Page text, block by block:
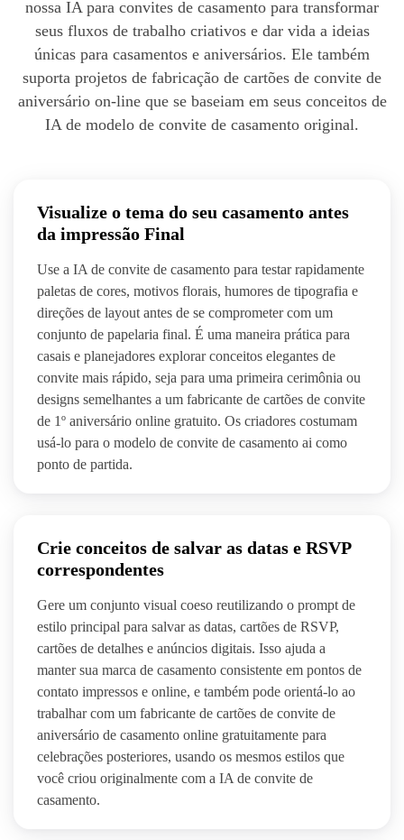
nossa IA para convites de casamento para transformar
seus fluxos de trabalho criativos e dar vida a ideias
únicas para casamentos e aniversários. Ele também
suporta projetos de fabricação de cartões de convite de
aniversário on-line que se baseiam em seus conceitos de
IA de modelo de convite de casamento original.
Visualize o tema do seu casamento antes
da impressão Final
Use a IA de convite de casamento para testar rapidamente
paletas de cores, motivos florais, humores de tipografia e
direções de layout antes de se comprometer com um
conjunto de papelaria final. É uma maneira prática para
casais e planejadores explorar conceitos elegantes de
convite mais rápido, seja para uma primeira cerimônia ou
designs semelhantes a um fabricante de cartões de convite
de 1º aniversário online gratuito. Os criadores costumam
usá-lo para o modelo de convite de casamento ai como
ponto de partida.
Crie conceitos de salvar as datas e RSVP
correspondentes
Gere um conjunto visual coeso reutilizando o prompt de
estilo principal para salvar as datas, cartões de RSVP,
cartões de detalhes e anúncios digitais. Isso ajuda a
manter sua marca de casamento consistente em pontos de
contato impressos e online, e também pode orientá-lo ao
trabalhar com um fabricante de cartões de convite de
aniversário de casamento online gratuitamente para
celebrações posteriores, usando os mesmos estilos que
você criou originalmente com a IA de convite de
casamento.